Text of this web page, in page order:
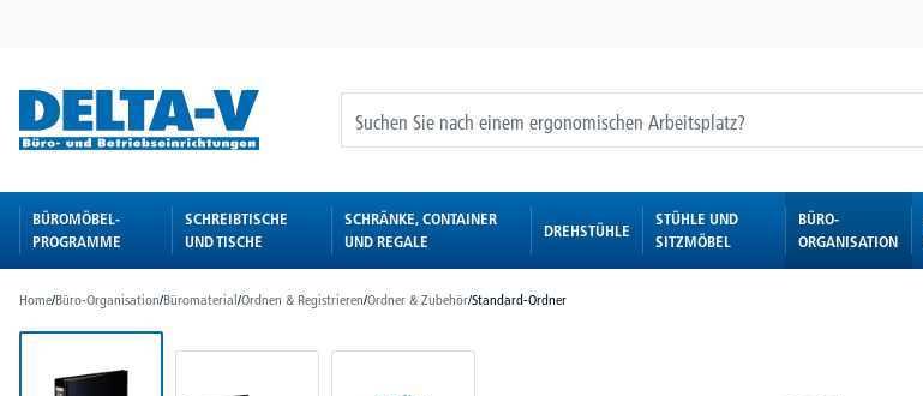
BÜROMÖBEL-
PROGRAMME
SCHREIBTISCHE
UND TISCHE
SCHRÄNKE, CONTAINER
UND REGALE
DREHSTÜHLE
STÜHLE UND
SITZMÖBEL
BÜRO-
ORGANISATION
Home/Büro-Organisation/Büromaterial/Ordnen & Registrieren/Ordner & Zubehör/Standard-Ordner